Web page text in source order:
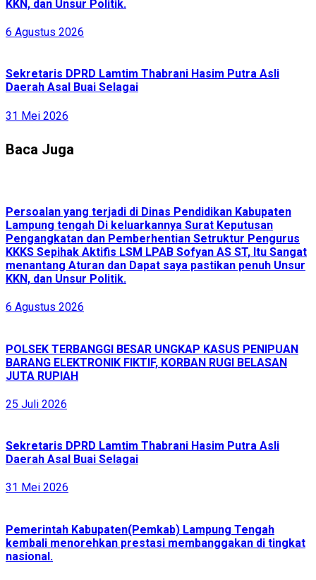
KKN, dan Unsur Politik.
6 Agustus 2026
Sekretaris DPRD Lamtim Thabrani Hasim Putra Asli
Daerah Asal Buai Selagai
31 Mei 2026
Baca Juga
Persoalan yang terjadi di Dinas Pendidikan Kabupaten
Lampung tengah Di keluarkannya Surat Keputusan
Pengangkatan dan Pemberhentian Setruktur Pengurus
KKKS Sepihak Aktifis LSM LPAB Sofyan AS ST, Itu Sangat
menantang Aturan dan Dapat saya pastikan penuh Unsur
KKN, dan Unsur Politik.
6 Agustus 2026
POLSEK TERBANGGI BESAR UNGKAP KASUS PENIPUAN
BARANG ELEKTRONIK FIKTIF, KORBAN RUGI BELASAN
JUTA RUPIAH
25 Juli 2026
Sekretaris DPRD Lamtim Thabrani Hasim Putra Asli
Daerah Asal Buai Selagai
31 Mei 2026
Pemerintah Kabupaten(Pemkab) Lampung Tengah
kembali menorehkan prestasi membanggakan di tingkat
nasional.